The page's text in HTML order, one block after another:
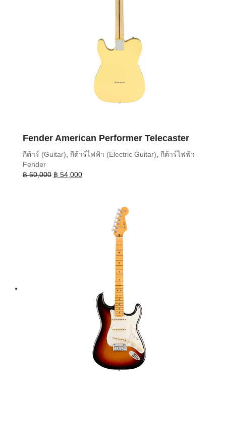
Fender American Performer Telecaster
กีต้าร์ (Guitar), กีต้าร์ไฟฟ้า (Electric Guitar), กีต้าร์ไฟฟ้า
Fender
฿60,000 Original
฿ 54,000Current